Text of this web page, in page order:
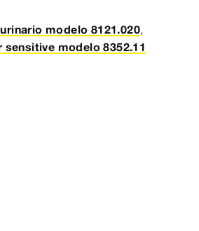
modelo 8121.020,
sensitive modelo 8352.11